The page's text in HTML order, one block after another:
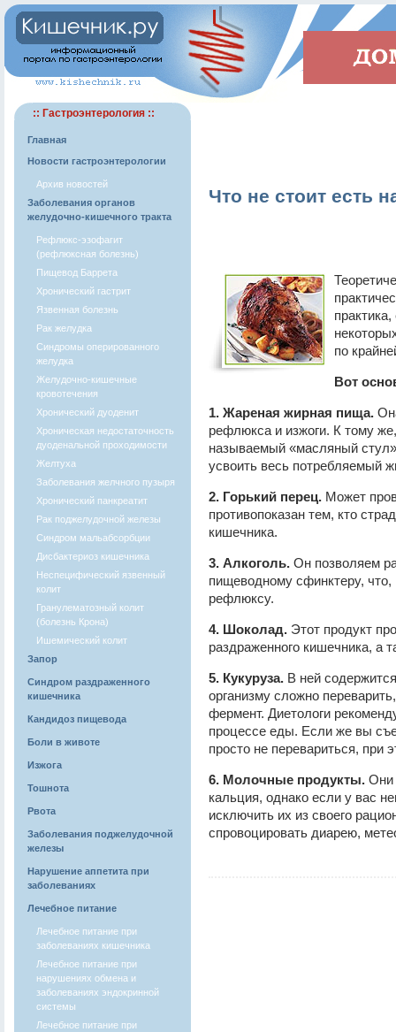
:: Гастроэнтерология ::
Главная
Новости гастроэнтерологии
Архив новостей
Заболевания органов
желудочно-кишечного тракта
Рефлюкс-эзофагит
(рефлюксная болезнь)
Пищевод Баррета
Хронический гастрит
Язвенная болезнь
Рак желудка
Синдромы оперированного
желудка
Желудочно-кишечные
кровотечения
Хронический дуоденит
Хроническая недостаточность
дуоденальной проходимости
Желтуха
Заболевания желчного пузыря
Хронический панкреатит
Рак поджелудочной железы
Синдром мальабсорбции
Дисбактериоз кишечника
Неспецифический язвенный
колит
Гранулематозный колит
(болезнь Крона)
Ишемический колит
Запор
Синдром раздраженного
кишечника
Кандидоз пищевода
Боли в животе
Изжога
Тошнота
Рвота
Заболевания поджелудочной
железы
Нарушение аппетита при
заболеваниях
Лечебное питание
Лечебное питание при
заболеваниях кишечника
Лечебное питание при
нарушениях обмена и
заболеваниях эндокринной
системы
Лечебное питание при
Что не стоит есть
по
Вот
1. Жареная жирная пища.
рефлюкса и изжоги. К тому
называемый «масляный
усвоить весь потребляемый
2. Горький перец.Может
противопоказан тем, кто
кишечника.
3. Алкоголь.Он позволяем
пищеводному сфинктеру,
рефлюксу.
4. Шоколад.Этот продукт
раздраженного кишечника, а
5. Кукуруза.В ней
организму сложно
фермент. Диетологи
процессе еды. Если же вы
просто не перевариться, при
6. Молочные продукты.Они
кальция, однако если у вас
исключить их из своего
спровоцировать диарею,